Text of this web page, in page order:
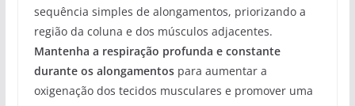
sequência simples de alongamentos, priorizando a
região da coluna e dos músculos adjacentes.
Mantenha a respiração profunda e constante
durante os alongamentospara aumentar a
oxigenação dos tecidos musculares e promover uma